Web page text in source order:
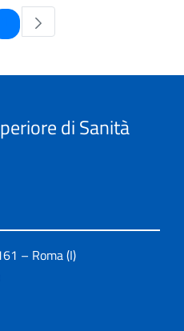
Pagina
di Sanità
– Roma (I)